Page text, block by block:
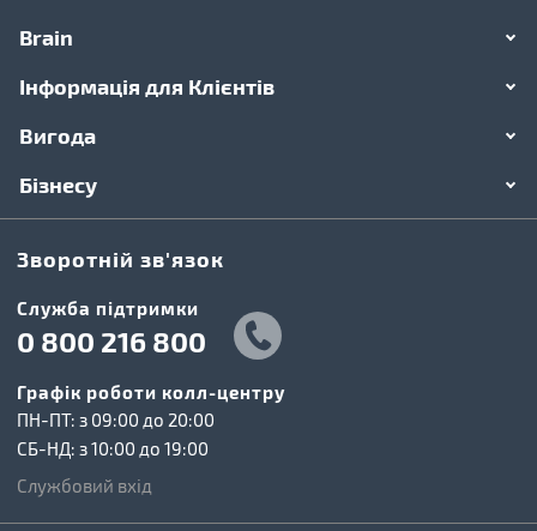
Brain
Інформація для Клієнтів
Вигода
Бізнесу
Зворотній зв'язок
Cлужба підтримки
0 800 216 800
Графік роботи колл-центру
ПН-ПТ: з 09:00 до 20:00
СБ-НД: з 10:00 до 19:00
Службовий вхід